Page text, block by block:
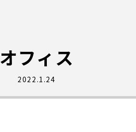
オフィス
2022.1.24